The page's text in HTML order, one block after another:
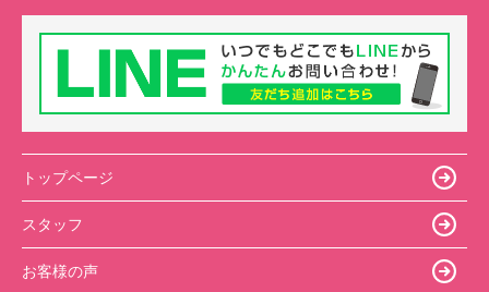
トップページ
スタッフ
お客様の声